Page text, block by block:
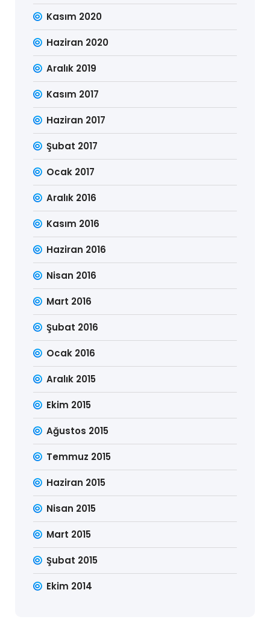
Kasım 2020
Haziran 2020
Aralık 2019
Kasım 2017
Haziran 2017
Şubat 2017
Ocak 2017
Aralık 2016
Kasım 2016
Haziran 2016
Nisan 2016
Mart 2016
Şubat 2016
Ocak 2016
Aralık 2015
Ekim 2015
Ağustos 2015
Temmuz 2015
Haziran 2015
Nisan 2015
Mart 2015
Şubat 2015
Ekim 2014